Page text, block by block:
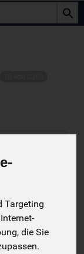
Targeting
die Sie
Allergene